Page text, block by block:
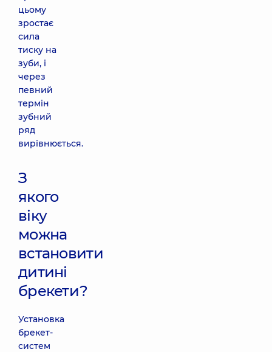
цьому
зростає
сила
тиску на
зуби, і
через
певний
термін
зубний
ряд
вирівнюється.
З
якого
віку
можна
встановити
дитині
брекети?
Установка
брекет-
систем